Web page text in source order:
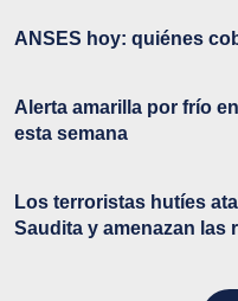
ANSES hoy: quiénes
Alerta amarilla por frío
esta semana
Los terroristas hutíes
Saudita y amenazan las